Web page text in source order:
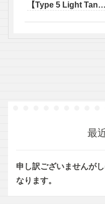
【Type 5 Light Tank
最
申し訳ございませんが
なります。